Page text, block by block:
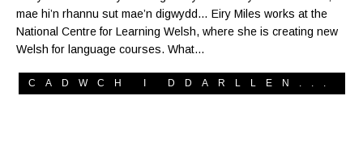
mae hi’n rhannu sut mae’n digwydd… Eiry Miles works at the
National Centre for Learning Welsh, where she is creating new
Welsh for language courses. What…
CADWCH I DDARLLEN...